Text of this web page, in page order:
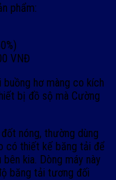
phẩm:
VNĐ
hơ màng co kích
bị đồ sộ mà Cường
nóng, thường dùng
có thiết kế băng tải để
kia. Dòng máy này
băng tải tương đối